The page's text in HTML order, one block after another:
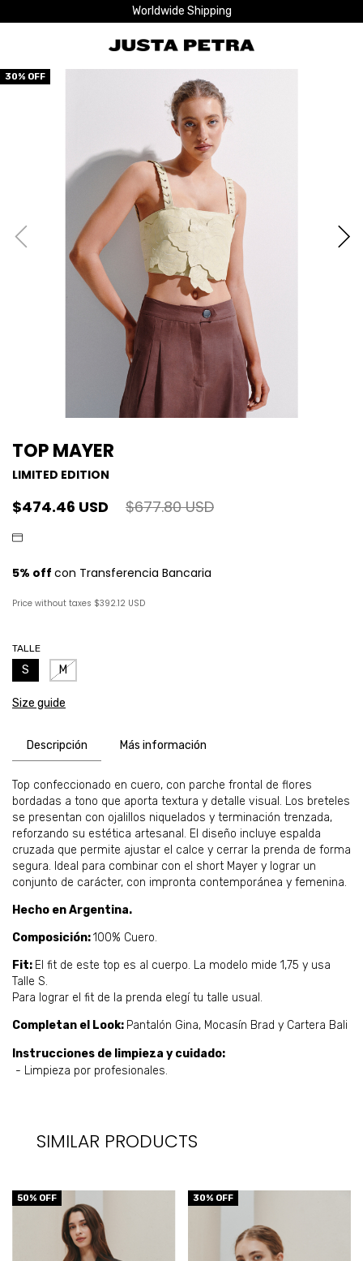
Worldwide Shipping
30% OFF
TOP MAYER
LIMITED EDITION
$474.46 USD $677.80 USD
Price without taxes $392.12 USD
TALLE
S M
Size guide
Descripción Más información
Top confeccionado en cuero, con parche frontal de flores
bordadas a tono que aporta textura y detalle visual. Los breteles
se presentan con ojalillos niquelados y terminación trenzada,
reforzando su estética artesanal. El diseño incluye espalda
cruzada que permite ajustar el calce y cerrar la prenda de forma
segura. Ideal para combinar con el short Mayer y lograr un
conjunto de carácter, con impronta contemporánea y femenina.
Hecho en Argentina.
Composición:100% Cuero.
Fit: El fit de este top es al cuerpo. La modelo mide 1,75 y usa
Talle S.
Para lograr el fit de la prenda elegí tu talle usual.
Completan el Look: Pantalón Gina, Mocasín Brad y Cartera Bali
Instrucciones de limpieza y cuidado:
- Limpieza por profesionales.
SIMILAR PRODUCTS
50% OFF 30% OFF